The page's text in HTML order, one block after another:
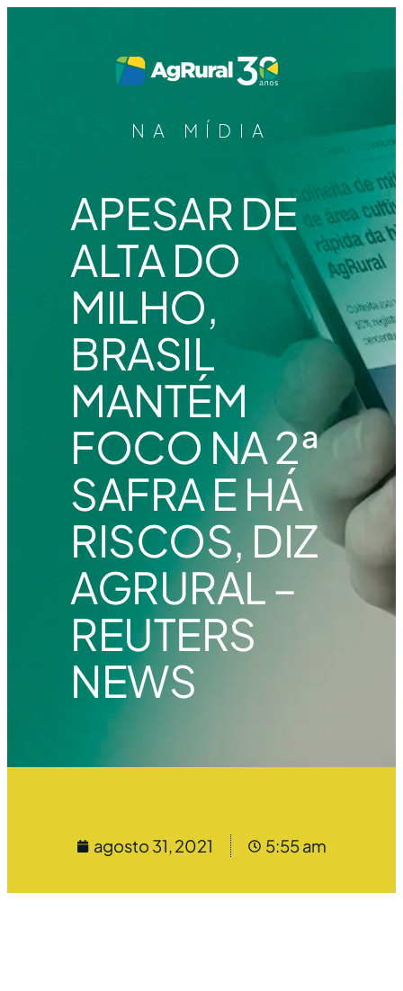
NA MÍDIA
APESAR DE
ALTA DO
MILHO,
BRASIL
MANTÉM
FOCO NA 2ª
SAFRA E HÁ
RISCOS, DIZ
AGRURAL –
REUTERS
NEWS
agosto 31, 2021 5:55 am